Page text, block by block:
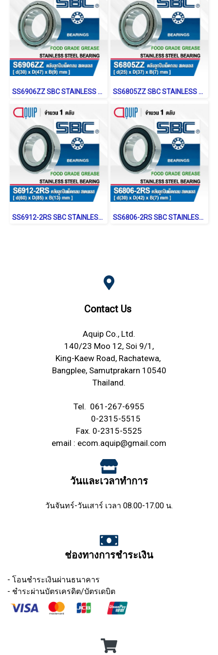
SS6906ZZ SBC STAINLESS BALL BEARING Stainless Type SS6805ZZ SBC STAINLESS BALL BEARING Stainless Type
SS6912-2RS SBC STAINLESS BALL BEARING Shield Type SS6806-2RS SBC STAINLESS BALL BEARING Shield Type
Contact Us
Aquip Co., Ltd.
140/23 Moo 12, Soi 9/1,
King-Kaew Road, Rachatewa,
Bangplee, Samutprakarn 10540
Thailand.
Tel. 061-267-6955
0-2315-5515
Fax. 0-2315-5525
email : ecom.aquip@gmail.com
วันและเวลาทำการ
วันจันทร์-วันเสาร์ เวลา 08.00-17.00 น.
ช่องทางการชำระเงิน
- โอนชำระเงินผ่านธนาคาร
- ชำระผ่านบัตรเครดิต/บัตรเดบิต